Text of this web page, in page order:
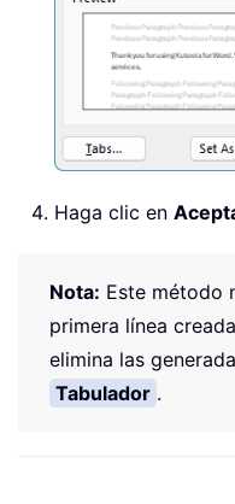
Haga clic en
Nota: Este método
primera línea
elimina las
Tabulador .